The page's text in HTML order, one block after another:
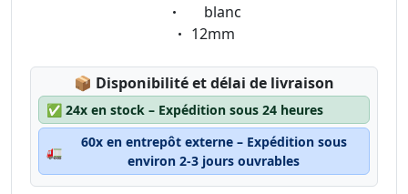
Eigenschaft:
blanc
Eigenschaft:
12mm
📦 Lagerstatus:
Disponibilité et délai de livraison
✅ 24x en stock – Expédition sous 24 heures
🚛
60x en entrepôt externe – Expédition sous
environ 2-3 jours ouvrables